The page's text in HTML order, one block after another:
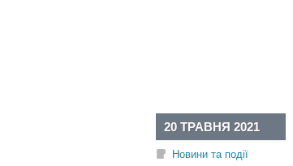
20 ТРАВНЯ 2021
Новини та події